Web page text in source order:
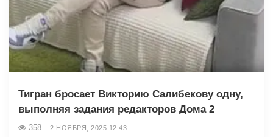
Тигран бросает Викторию Салибекову одну,
выполняя задания редакторов Дома 2
358 2 НОЯБРЯ, 2025 12:43